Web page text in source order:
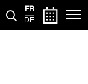
FR
DE